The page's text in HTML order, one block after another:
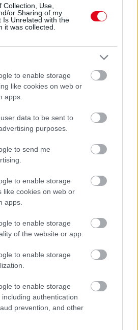
Use,
or Sharing of my
Is Unrelated with the
it was collected.
to enable storage
like cookies on web or
apps.
data to be sent to
purposes.
to send me
to enable storage
like cookies on web or
apps.
to enable storage
of the website or app.
to enable storage
to enable storage
authentication
prevention, and other
a szervezeted fontos dologra
figyelmeztetni
ezt az apró reggeli tünetet ne
a szőnyeg alá
az ablak – egyszerűbb a